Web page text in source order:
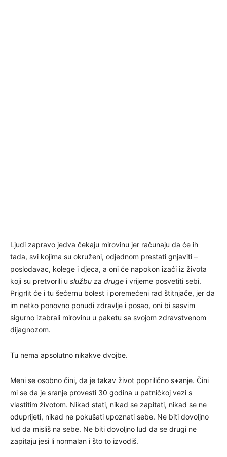
Ljudi zapravo jedva čekaju mirovinu jer računaju da će ih
tada, svi kojima su okruženi, odjednom prestati gnjaviti –
poslodavac, kolege i djeca, a oni će napokon izaći iz života
koji su pretvorili u službu za druge i vrijeme posvetiti sebi.
Prigrlit će i tu šećernu bolest i poremećeni rad štitnjače, jer da
im netko ponovno ponudi zdravlje i posao, oni bi sasvim
sigurno izabrali mirovinu u paketu sa svojom zdravstvenom
dijagnozom.
Tu nema apsolutno nikakve dvojbe.
Meni se osobno čini, da je takav život poprilično s+anje. Čini
mi se da je sranje provesti 30 godina u patničkoj vezi s
vlastitim životom. Nikad stati, nikad se zapitati, nikad se ne
oduprijeti, nikad ne pokušati upoznati sebe. Ne biti dovoljno
lud da misliš na sebe. Ne biti dovoljno lud da se drugi ne
zapitaju jesi li normalan i što to izvodiš.